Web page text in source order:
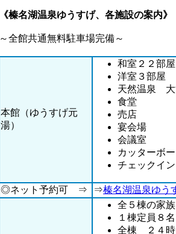
《榛名湖温泉ゆうすげ、各施設の案内》
～全館共通無料駐車場完備～
本館（ゆうすげ元
湯）
和室２２部
洋室３部屋
天然温泉 大
食堂
売店
宴会場
会議室
カッターボ
チェックイ
◎ネット予約可 ⇒ ⇒榛名湖温泉ゆう
全５棟の家
１棟定員８名
全棟 ２４時